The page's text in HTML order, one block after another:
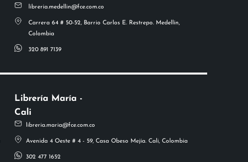
libreria.medellin@fce.com.co
Carrera 64 # 50-52, Barrio Carlos E. Restrepo. Medellín,
Colombia
320 891 7139
Librería María -
Cali